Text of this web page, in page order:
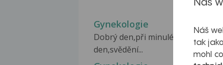
Gynekologie
Dobrý den,při minulé menstruaci
den,svědění...
Náš
Náš
tak
mohl